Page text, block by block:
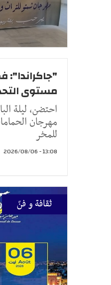
"جاكراندا":
مستوى
مهرجان
للمخر
13:08 - 2026/08/06
ثقافة و فنّ